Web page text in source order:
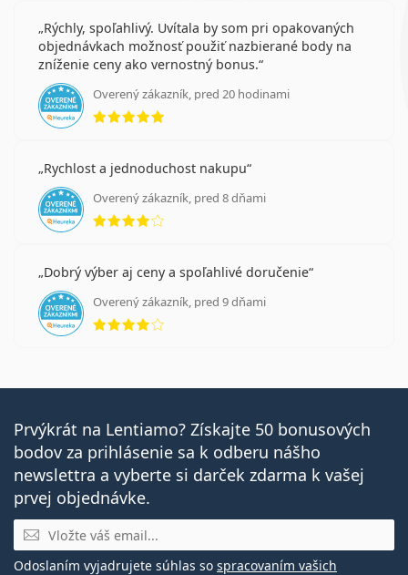
Rýchly, spoľahlivý. Uvítala by som pri opakovaných
objednávkach možnosť použiť nazbierané body na
zníženie ceny ako vernostný bonus.
Overený zákazník, pred 20 hodinami
hodnotenie 5 z 5
Rychlost a jednoduchost nakupu
Overený zákazník, pred 8 dňami
hodnotenie 4 z 5
Dobrý výber aj ceny a spoľahlivé doručenie
Overený zákazník, pred 9 dňami
hodnotenie 4 z 5
Prvýkrát na Lentiamo? Získajte 50 bonusových
bodov za prihlásenie sa k odberu nášho
newslettra a vyberte si darček zdarma k vašej
prvej objednávke.
E-mail
Odoslaním vyjadrujete súhlas so spracovaním vašich